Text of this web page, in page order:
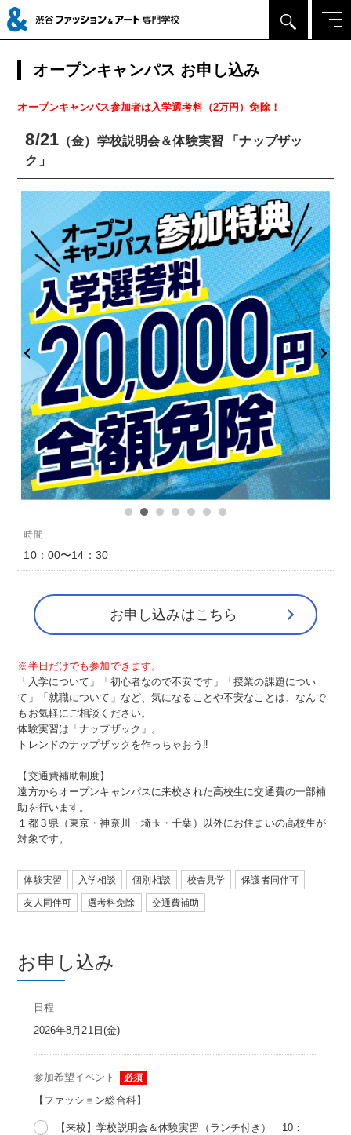
オープンキャンパス お申し込み
オープンキャンパス参加者は入学選考料（2万円）免除！
8/21 （金）学校説明会＆体験実習 「ナップザッ
ク」
時間
10：00〜14：30
お申し込みはこちら
※半日だけでも参加できます。
「入学について」「初心者なので不安です」「授業の課題につい
て」「就職について」など、気になることや不安なことは、なんで
もお気軽にご相談ください。
体験実習は「ナップザック」。
トレンドのナップザックを作っちゃおう‼
【交通費補助制度】
遠方からオープンキャンパスに来校された高校生に交通費の一部補
助を行います。
１都３県（東京・神奈川・埼玉・千葉）以外にお住まいの高校生が
対象です。
体験実習 入学相談 個別相談 校舎見学 保護者同伴可
友人同伴可 選考料免除 交通費補助
お申し込み
日程
2026年8月21日(金)
参加希望イベント 必須
【ファッション総合科】
【来校】学校説明会＆体験実習（ランチ付き） 10：